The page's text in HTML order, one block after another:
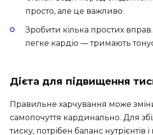
просто, але це важливо.
Зробити кілька простих
легке кардіо — тримають тонус
Дієта для підвищення
Правильне харчування може
самопочуття кардинально. Для
тиску, потрібен баланс нутрієнтів